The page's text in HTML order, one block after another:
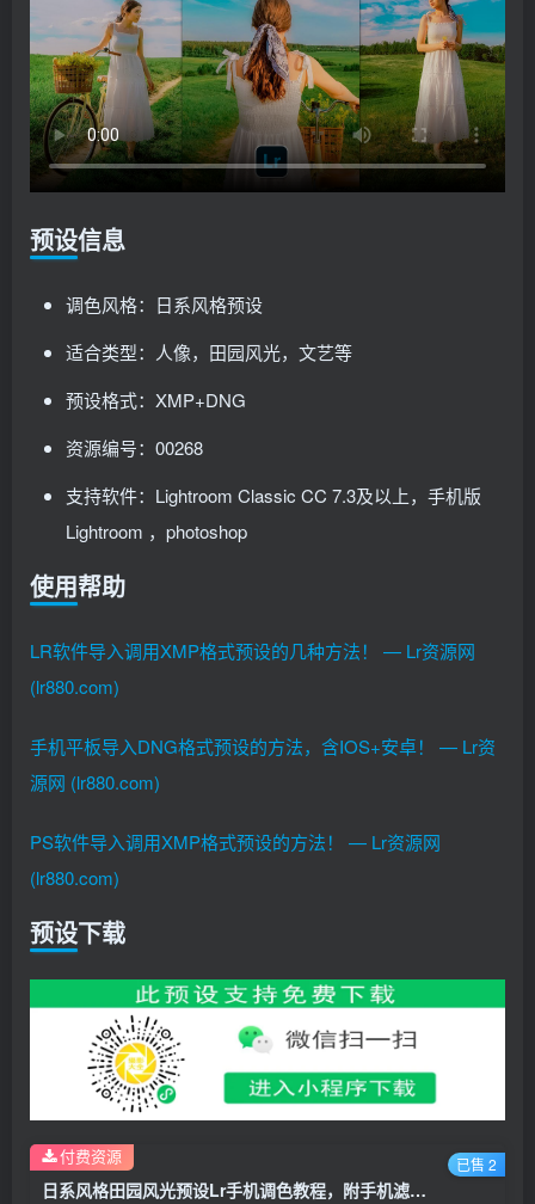
预设信息
调色风格：日系风格预设
适合类型：人像，田园风光，文艺等
预设格式：XMP+DNG
资源编号：00268
支持软件：Lightroom Classic CC 7.3及以上，手机版
Lightroom ，photoshop
使用帮助
LR软件导入调用XMP格式预设的几种方法！ — Lr资源网
(lr880.com)
手机平板导入DNG格式预设的方法，含IOS+安卓！ — Lr资
源网 (lr880.com)
PS软件导入调用XMP格式预设的方法！ — Lr资源网
(lr880.com)
预设下载
日系风格田园风光预设Lr手机调色教程，附手机滤镜Lightroom+PS预设下载！
付费资源 已售 2